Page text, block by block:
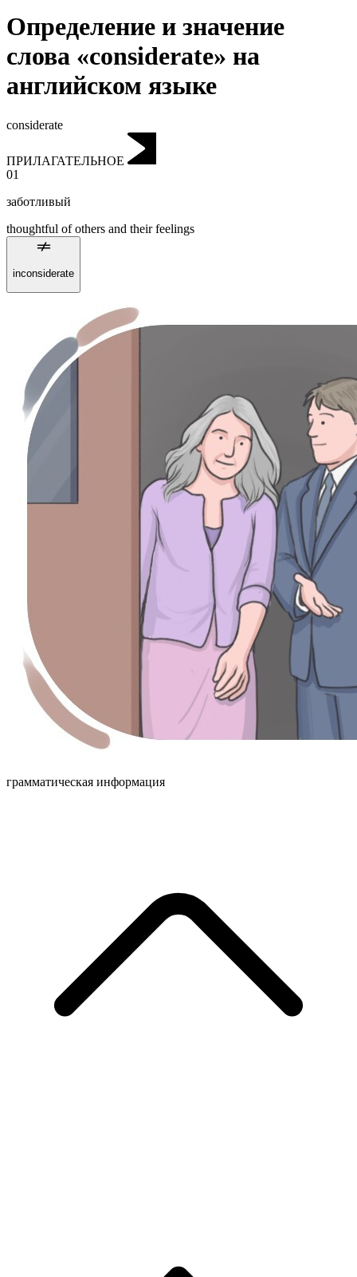
Определение и значение
слова «considerate» на
английском языке
considerate
ПРИЛАГАТЕЛЬНОЕ
01
заботливый
thoughtful of others and their feelings
inconsiderate
грамматическая информация